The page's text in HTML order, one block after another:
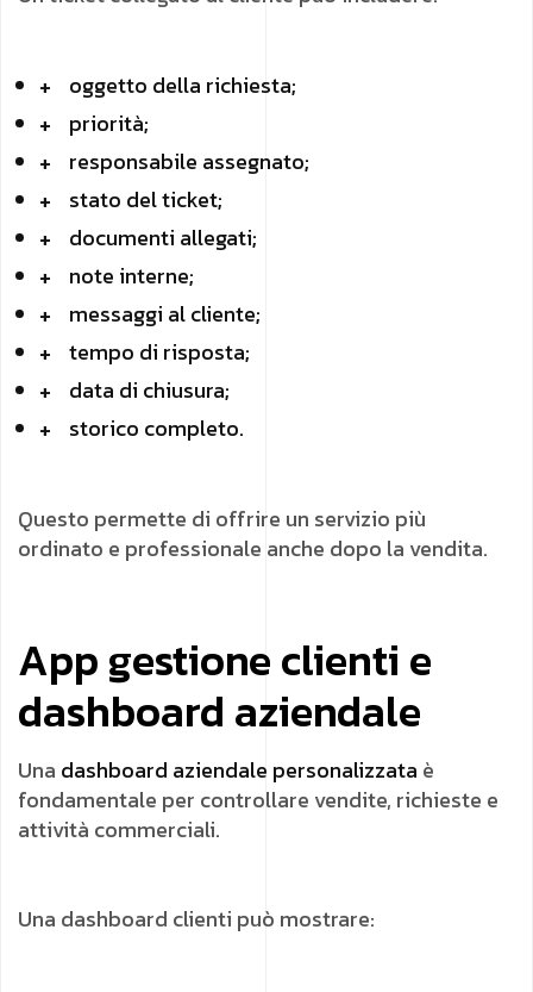
oggetto della richiesta;
priorità;
responsabile assegnato;
stato del ticket;
documenti allegati;
note interne;
messaggi al cliente;
tempo di risposta;
data di chiusura;
storico completo.
Questo permette di offrire un servizio più
ordinato e professionale anche dopo la vendita.
App gestione clienti e
dashboard aziendale
Una dashboard aziendale personalizzata è
fondamentale per controllare vendite, richieste e
attività commerciali.
Una dashboard clienti può mostrare: